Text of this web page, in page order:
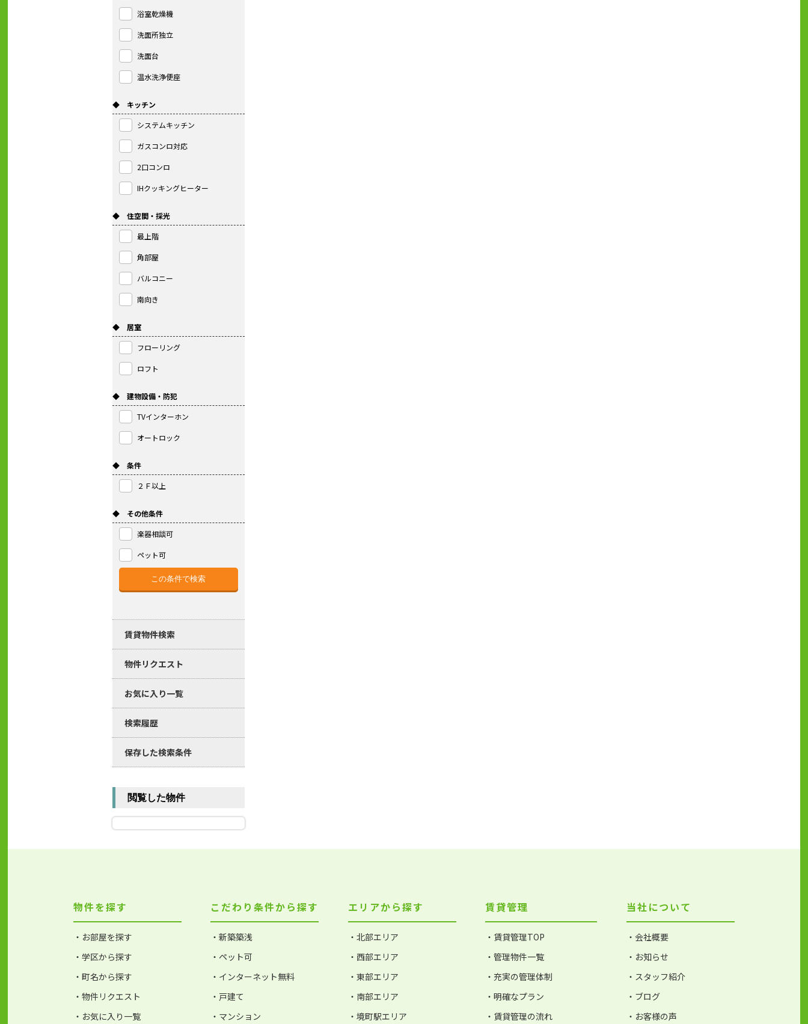
浴室乾燥機
洗面所独立
洗面台
温水洗浄便座
◆ キッチン
システムキッチン
ガスコンロ対応
2口コンロ
IHクッキングヒーター
◆ 住空間・採光
最上階
角部屋
バルコニー
南向き
◆ 居室
フローリング
ロフト
◆ 建物設備・防犯
TVインターホン
オートロック
◆ 条件
２Ｆ以上
◆ その他条件
楽器相談可
ペット可
賃貸物件検索
物件リクエスト
お気に入り一覧
検索履歴
保存した検索条件
閲覧した物件
物件を探す
・お部屋を探す
・学区から探す
・町名から探す
・物件リクエスト
・お気に入り一覧
こだわり条件から探す
・新築築浅
・ペット可
・インターネット無料
・戸建て
・マンション
エリアから探す
・北部エリア
・西部エリア
・東部エリア
・南部エリア
・境町駅エリア
賃貸管理
・賃貸管理TOP
・管理物件一覧
・充実の管理体制
・明確なプラン
・賃貸管理の流れ
当社について
・会社概要
・お知らせ
・スタッフ紹介
・ブログ
・お客様の声